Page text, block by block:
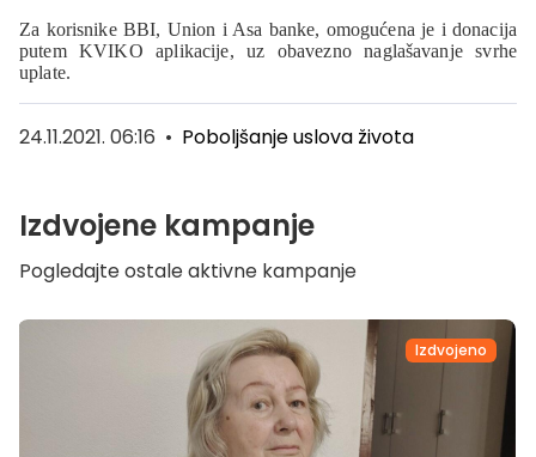
Za korisnike BBI, Union i Asa banke, omogućena je i donacija
putem KVIKO aplikacije, uz obavezno naglašavanje svrhe
uplate.
24.11.2021. 06:16 • Poboljšanje uslova života
Izdvojene kampanje
Pogledajte ostale aktivne kampanje
Izdvojeno